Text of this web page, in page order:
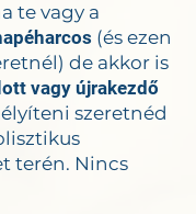
te vagy a
(és ezen
de akkor is
vagy újrakezdő
szeretnéd
terén. Nincs